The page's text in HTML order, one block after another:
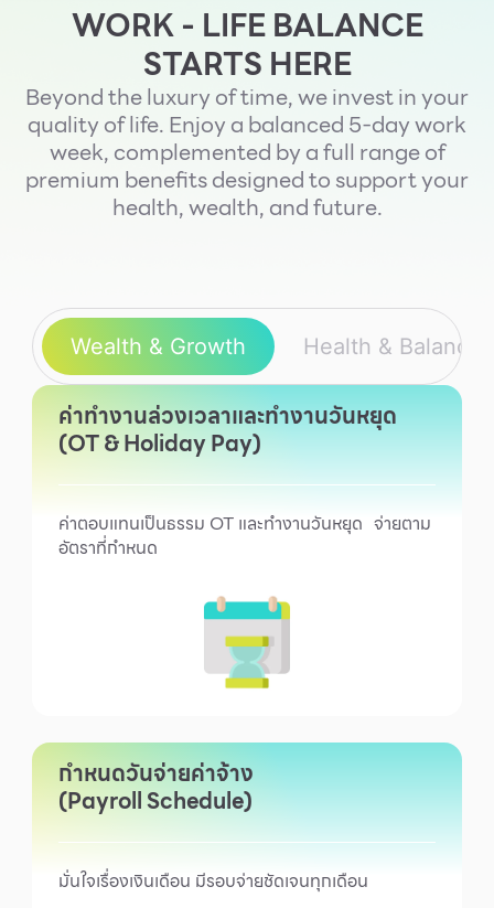
เกี่ยวกับเรา
ผู้เช่าพื้นที่
สมัครงาน
สิทธิประโยชน์ที่ฟิวเจอร์พาร์ค
WORK - LIFE BALANCE
STARTS HERE
Beyond the luxury of time, we invest in your
quality of life. Enjoy a balanced 5-day work
week, complemented by a full range of
premium benefits designed to support your
health, wealth, and future.
Wealth & Growth Health & Balance
ค่าทำงานล่วงเวลาและทำงานวันหยุด
(OT & Holiday Pay)
ค่าตอบแทนเป็นธรรม OT และทำงานวันหยุด จ่ายตาม
อัตราที่กำหนด
กำหนดวันจ่ายค่าจ้าง
(Payroll Schedule)
มั่นใจเรื่องเงินเดือน มีรอบจ่ายชัดเจนทุกเดือน